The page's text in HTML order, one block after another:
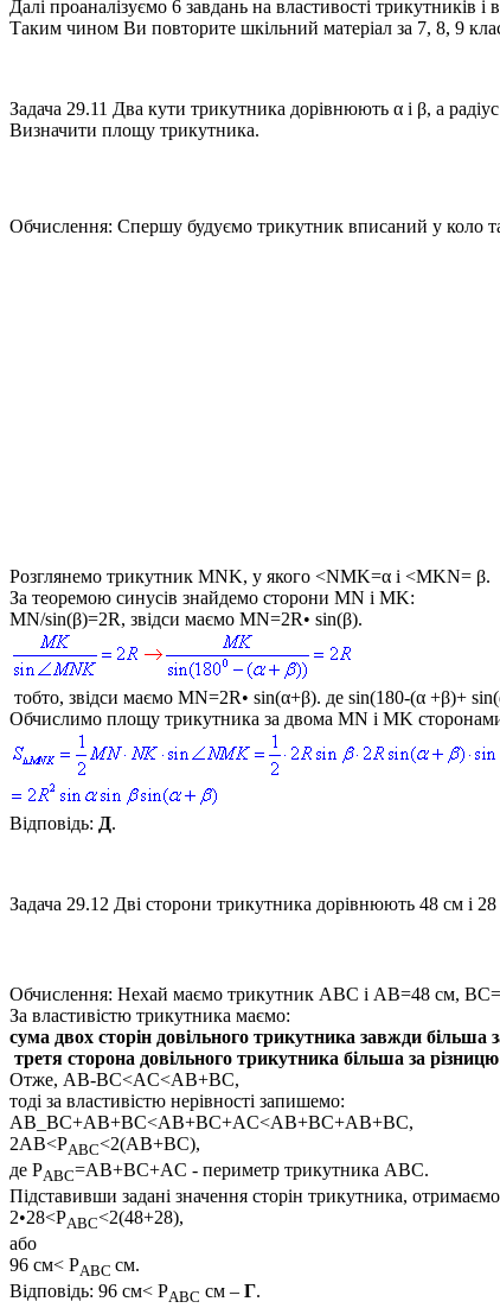
Далі проаналізуємо 6 завдань на властивості трикутників
Таким чином Ви повторите шкільний матеріал за 7, 8, 9
Задача 29.11 Два кути трикутника дорівнюють α і β, а
Визначити площу трикутника.
Обчислення: Спершу будуємо трикутник вписаний у коло
Розглянемо трикутник MNK, у якого <NMK=α і <MKN= β.
За теоремою синусів знайдемо сторони MN і MK:
MN/sin(β)=2R, звідси маємо MN=2R• sin(β).
тобто, звідси маємо MN=2R• sin(α+β). де sin(180-(α +β)+
Обчислимо площу трикутника за двома MN і MK
Відповідь: Д.
Задача 29.12 Дві сторони трикутника дорівнюють 48 см і
Обчислення: Нехай маємо трикутник ABC і AB=48 см,
За властивістю трикутника маємо:
сума двох сторін довільного трикутника завжди більша
третя сторона довільного трикутника більша за
Отже, AB-BC<AC<AB+BC,
тоді за властивістю нерівності запишемо:
AB_BC+AB+BC<AB+BC+AC<AB+BC+AB+BC,
2AB<PABC<2(AB+BC),
де PABC=AB+BC+AC - периметр трикутника ABC.
Підставивши задані значення сторін трикутника, отримаємо
2•28<PABC<2(48+28),
або
96 см< PABC см.
Відповідь: 96 см< PABC см – Г.